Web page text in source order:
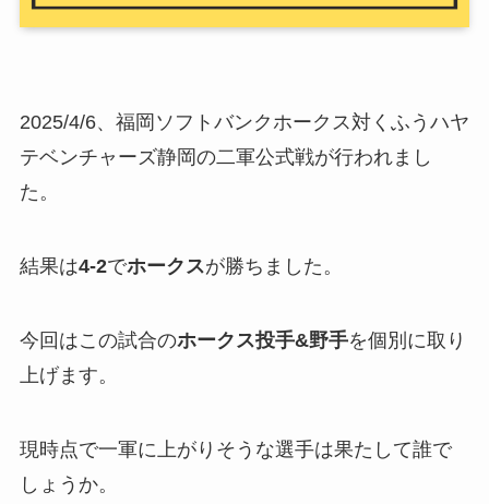
2025/4/6、福岡ソフトバンクホークス対くふうハヤ
テベンチャーズ静岡の二軍公式戦が行われまし
た。
結果は4-2でホークスが勝ちました。
今回はこの試合のホークス投手&野手を個別に取り
上げます。
現時点で一軍に上がりそうな選手は果たして誰で
しょうか。